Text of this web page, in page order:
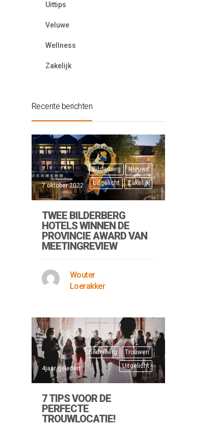
Uittips
Veluwe
Wellness
Zakelijk
Recente berichten
Bilderberg
Nieuws
Uitgelicht
Zakelijk
7 oktober 2022
TWEE BILDERBERG
HOTELS WINNEN DE
PROVINCIE AWARD VAN
MEETINGREVIEW
Wouter
Loerakker
Bilderberg
Trouwen
Uitgelicht
4jaar geleden
7 TIPS VOOR DE
PERFECTE
TROUWLOCATIE!